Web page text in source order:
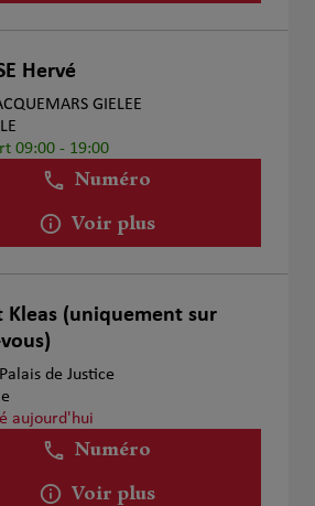
Hervé
GIELEE
09:00 - 19:00
Numéro
Voir plus
Kleas (uniquement sur
de Justice
aujourd'hui
Numéro
Voir plus